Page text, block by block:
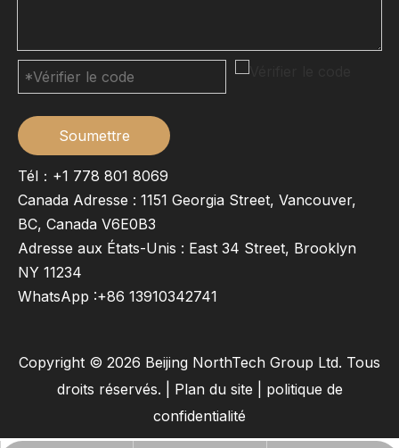
Soumettre
Tél：+1 778 801 8069
Canada Adresse : 1151 Georgia Street, Vancouver,
BC, Canada V6E0B3
Adresse aux États-Unis : East 34 Street, Brooklyn
NY 11234
WhatsApp :+86 13910342741
Copyright © 2026 Beijing NorthTech Group Ltd. Tous
droits réservés. | Plan du site
politique de
confidentialité